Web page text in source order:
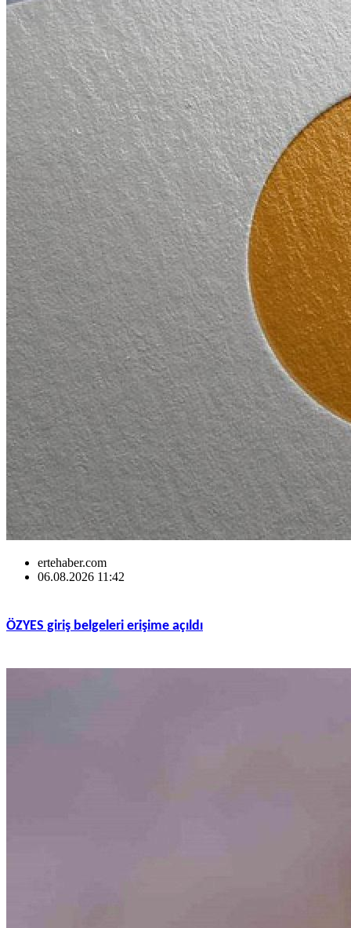
ertehaber.com
06.08.2026 11:42
ÖZYES giriş belgeleri erişime açıldı